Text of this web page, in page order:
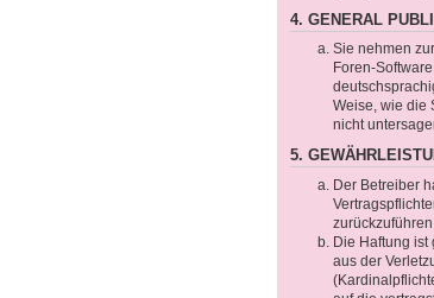
4. GENERAL
Sie nehmen
Foren-
Weise, wie die
nicht
5.
Der Betreiber
Die Haftung ist
aus der